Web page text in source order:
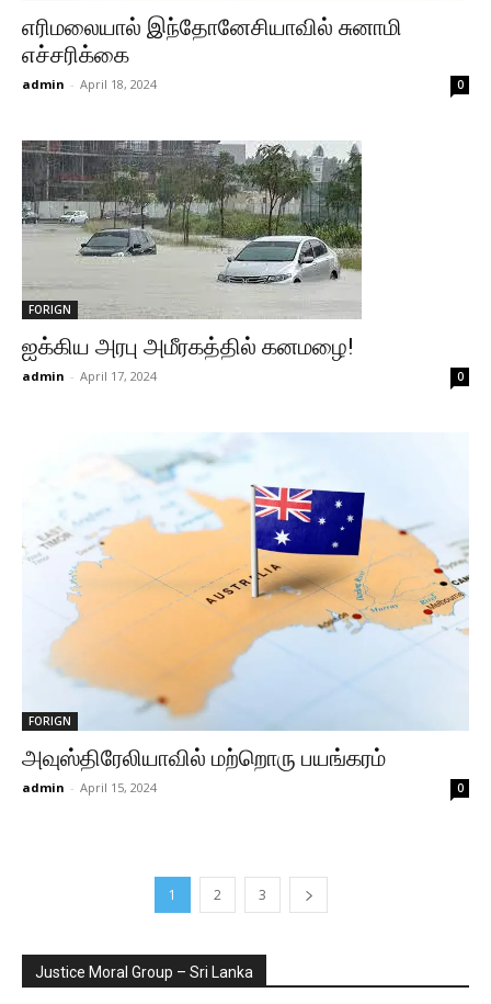
எரிமலையால் இந்தோனேசியாவில் சுனாமி
எச்சரிக்கை
admin - April 18, 2024 0
FORIGN
ஐக்கிய அரபு அமீரகத்தில் கனமழை!
admin - April 17, 2024 0
FORIGN
அவுஸ்திரேலியாவில் மற்றொரு பயங்கரம்
admin - April 15, 2024 0
1 2 3
Justice Moral Group – Sri Lanka